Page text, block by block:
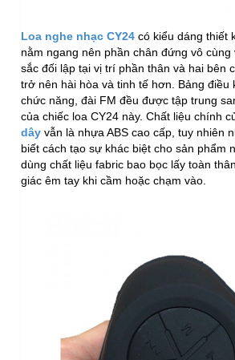
Loa nghe nhạc CY24 có kiểu dáng thiết
nằm ngang nên phần chân đứng vô cùng
sắc đối lập tại vị trí phần thân và hai bên
trở nên hài hòa và tinh tế hơn. Bảng điều
chức năng, đài FM đều được tập trung
của chiếc loa CY24 này. Chất liệu chính
dây vẫn là nhựa ABS cao cấp, tuy nhiên
biết cách tạo sự khác biệt cho sản phẩm
dùng chất liệu fabric bao bọc lấy toàn
giác êm tay khi cầm hoặc chạm vào.